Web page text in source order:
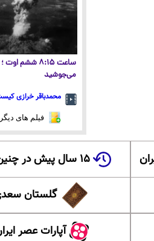
ساعت ۸:۱۵
می‌جوشید
محمدباقر خرازی
فیلم های دیگر
۱۵ سال پیش در چنین روزی
گلستان
آپارات عصر